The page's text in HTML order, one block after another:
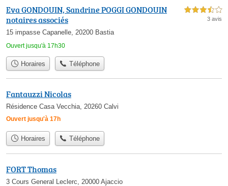
Eva GONDOUIN, Sandrine POGGI GONDOUIN
notaires associés
15 impasse Capanelle, 20200 Bastia
Ouvert jusqu'à 17h30
3,5 étoiles sur 5
3 avis
Horaires Téléphone
Fantauzzi Nicolas
Résidence Casa Vecchia, 20260 Calvi
Ouvert jusqu'à 17h
Horaires Téléphone
FORT Thomas
3 Cours General Leclerc, 20000 Ajaccio